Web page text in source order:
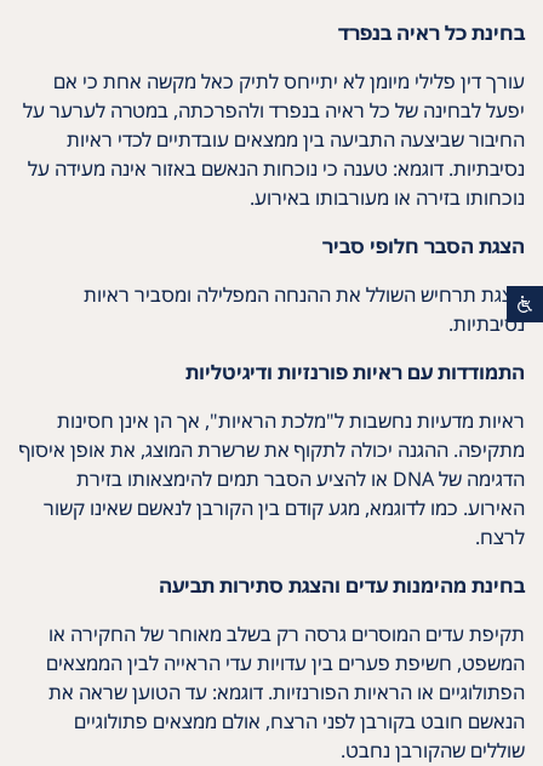
בחינת כל ראיה בנפרד
עורך דין פלילי מיומן לא יתייחס לתיק כאל מקשה אחת כי אם
יפעל לבחינה של כל ראיה בנפרד ולהפרכתה, במטרה לערער על
החיבור שביצעה התביעה בין ממצאים עובדתיים לכדי ראיות
נסיבתיות. דוגמא: טענה כי נוכחות הנאשם באזור אינה מעידה על
נוכחותו בזירה או מעורבותו באירוע.
הצגת הסבר חלופי סביר
הצגת תרחיש השולל את ההנחה המפלילה ומסביר ראיות
נסיבתיות.
התמודדות עם ראיות פורנזיות ודיגיטליות
ראיות מדעיות נחשבות ל"מלכת הראיות", אך הן אינן חסינות
מתקיפה. ההגנה יכולה לתקוף את שרשרת המוצג, את אופן איסוף
הדגימה של DNA או להציע הסבר תמים להימצאותו בזירת
האירוע. כמו לדוגמא, מגע קודם בין הקורבן לנאשם שאינו קשור
לרצח.
בחינת מהימנות עדים והצגת סתירות תביעה
תקיפת עדים המוסרים גרסה רק בשלב מאוחר של החקירה או
המשפט, חשיפת פערים בין עדויות עדי הראייה לבין הממצאים
הפתולוגיים או הראיות הפורנזיות. דוגמא: עד הטוען שראה את
הנאשם חובט בקורבן לפני הרצח, אולם ממצאים פתולוגיים
שוללים שהקורבן נחבט.